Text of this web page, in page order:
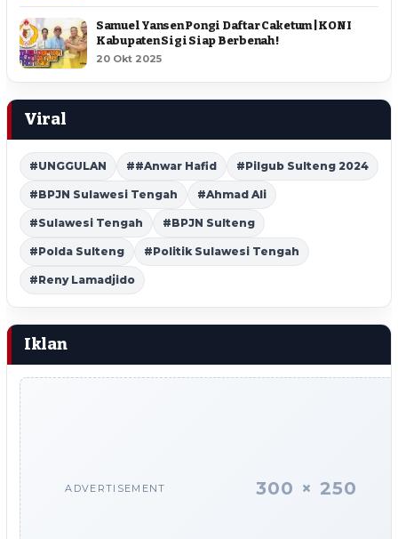
Samuel Yansen Pongi Daftar Caketum | KONI
Kabupaten Sigi Siap Berbenah !
20 Okt 2025
Viral
#UNGGULAN ##Anwar Hafid #Pilgub Sulteng 2024
#BPJN Sulawesi Tengah #Ahmad Ali
#Sulawesi Tengah #BPJN Sulteng
#Polda Sulteng #Politik Sulawesi Tengah
#Reny Lamadjido
Iklan
ADVERTISEMENT 300 × 250